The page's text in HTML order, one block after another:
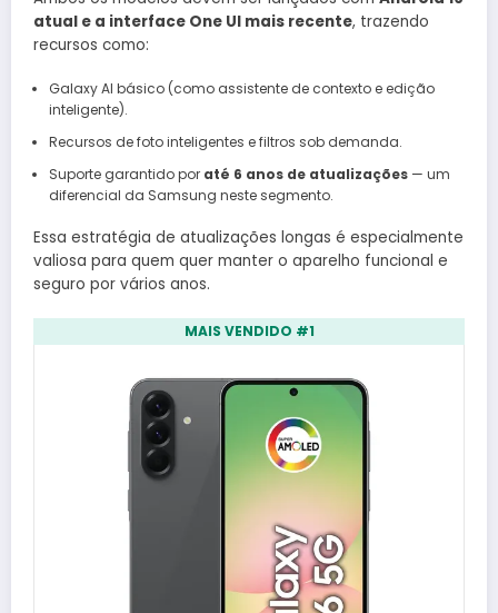
atual e a interface One UI mais recente, trazendo
recursos como:
Galaxy AI básico (como assistente de contexto e edição
inteligente).
Recursos de foto inteligentes e filtros sob demanda.
Suporte garantido por até 6 anos de atualizações— um
diferencial da Samsung neste segmento.
Essa estratégia de atualizações longas é especialmente
valiosa para quem quer manter o aparelho funcional e
seguro por vários anos.
MAIS VENDIDO #1